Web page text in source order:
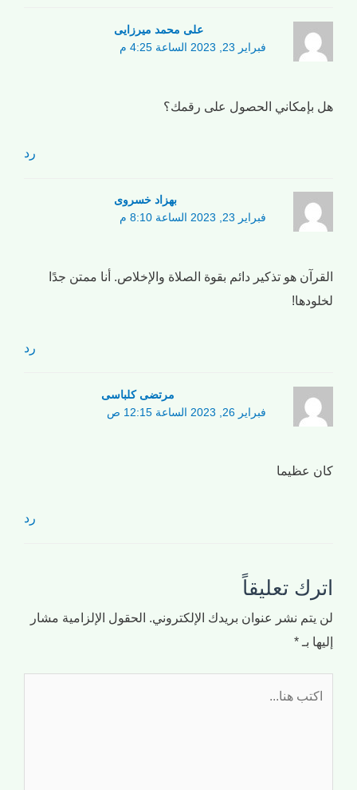
علی محمد میرزایی
فبراير 23, 2023 الساعة 4:25 م
هل بإمكاني الحصول على رقمك؟
رد
بهزاد خسروی
فبراير 23, 2023 الساعة 8:10 م
القرآن هو تذكير دائم بقوة الصلاة والإخلاص. أنا ممتن جدًا
لخلودها!
رد
مرتضی کلباسی
فبراير 26, 2023 الساعة 12:15 ص
كان عظيما
رد
اترك تعليقاً
لن يتم نشر عنوان بريدك الإلكتروني. الحقول الإلزامية مشار
إليها بـ *